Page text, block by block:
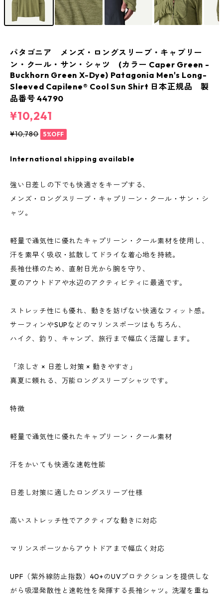
パタゴニア メンズ・ロングスリーブ・キャプリー
ン・クール・サン・シャツ (カラー Caper Green -
Buckhorn Green X-Dye) Patagonia Men's Long-
Sleeved Capilene® Cool Sun Shirt 日本正規品 製
品番号 44790
¥10,241
¥10,780 5%OFF
International shipping available
強い日差しの下でも快適さをキープする、
メンズ・ロングスリーブ・キャプリーン・クール・サン・シ
ャツ。
軽量で通気性に優れたキャプリーン・クール素材を使用し、
汗を素早く吸収・拡散してドライな着心地を持続。
長袖仕様のため、直射日光から腕を守り、
夏のアウトドアや水辺のアクティビティに最適です。
ストレッチ性にも優れ、動きを妨げない快適なフィット感。
サーフィンやSUPなどのマリンスポーツはもちろん、
ハイク、釣り、キャンプ、旅行まで幅広く活躍します。
「涼しさ × 日差し対策 × 動きやすさ」
真夏に頼れる、万能ロングスリーブシャツです。
特徴
軽量で通気性に優れたキャプリーン・クール素材
汗をかいても快適な速乾性能
日差し対策に適したロングスリーブ仕様
高いストレッチ性でアクティブな動きに対応
マリンスポーツからアウトドアまで幅広く対応
UPF（紫外線防止指数）40+のUVプロテクションを提供しな
がら吸湿発散性と速乾性を発揮する長袖シャツ。洗濯を重ね